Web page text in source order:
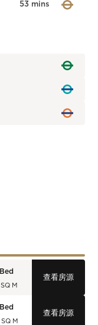
53 mins
Bed
SQ M
查看房源
Bed
SQ M
查看房源